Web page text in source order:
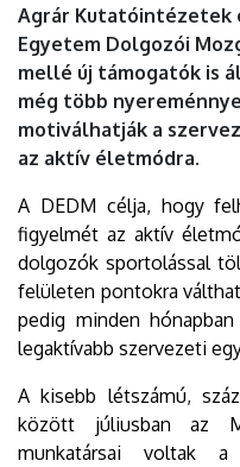
Agrár Kutatóintézetek
Egyetem Dolgozói
mellé új támogatók is
még több
motiválhatják a
az aktív életmódra.
A DEDM célja, hogy
figyelmét az aktív
dolgozók sportolással
felületen pontokra
pedig minden
legaktívabb szervezeti
A kisebb létszámú,
között júliusban az
munkatársai voltak a